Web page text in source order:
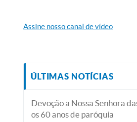
Assine nosso canal de vídeo
ÚLTIMAS NOTÍCIAS
Devoção a Nossa Senhora
os 60 anos de paróquia